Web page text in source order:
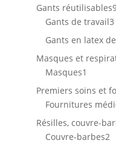
Gants réutilisables
Gants de travail33
Gants en latex
Masques et
Masques1
produit
Premiers soins et
Fournitures
Résilles, couvre-
Couvre-barbes22